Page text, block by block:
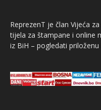
ReprezenT je član Vijeća
tijela za štampane i online
iz BiH – pogledati